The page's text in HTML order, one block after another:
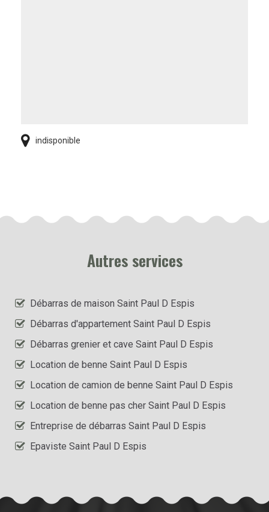
indisponible
Autres services
Débarras de maison Saint Paul D Espis
Débarras d'appartement Saint Paul D Espis
Débarras grenier et cave Saint Paul D Espis
Location de benne Saint Paul D Espis
Location de camion de benne Saint Paul D Espis
Location de benne pas cher Saint Paul D Espis
Entreprise de débarras Saint Paul D Espis
Epaviste Saint Paul D Espis